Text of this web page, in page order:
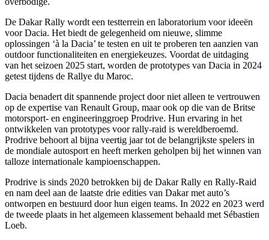
De Dakar Rally wordt een testterrein en laboratorium voor ideeën
voor Dacia. Het biedt de gelegenheid om nieuwe, slimme
oplossingen ‘à la Dacia’ te testen en uit te proberen ten aanzien van
outdoor functionaliteiten en energiekeuzes. Voordat de uitdaging
van het seizoen 2025 start, worden de prototypes van Dacia in 2024
getest tijdens de Rallye du Maroc.
Dacia benadert dit spannende project door niet alleen te vertrouwen
op de expertise van Renault Group, maar ook op die van de Britse
motorsport- en engineeringgroep Prodrive. Hun ervaring in het
ontwikkelen van prototypes voor rally-raid is wereldberoemd.
Prodrive behoort al bijna veertig jaar tot de belangrijkste spelers in
de mondiale autosport en heeft merken geholpen bij het winnen van
talloze internationale kampioenschappen.
Prodrive is sinds 2020 betrokken bij de Dakar Rally en Rally-Raid
en nam deel aan de laatste drie edities van Dakar met auto’s
ontworpen en bestuurd door hun eigen teams. In 2022 en 2023 werd
de tweede plaats in het algemeen klassement behaald met Sébastien
Loeb.